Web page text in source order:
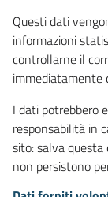
Questi dati
informazioni
controllarne il
immediatamente
I dati potrebbero
responsabilità in
sito: salva
non persistono